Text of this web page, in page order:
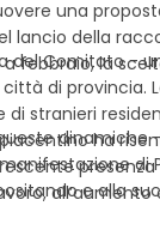
una
lancio della
febbraio, la
del Comitato -
di provincia.
stranieri
ha
classi la
dinamiche
di
e alla
a favore